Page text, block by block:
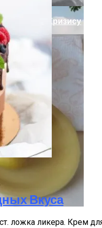
Комфорта
Вопреки Кризису
Для Идеального
Вкуса
ложка ликера. Крем